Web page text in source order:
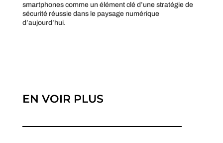
smartphones comme un élément clé d’une stratégie de
sécurité réussie dans le paysage numérique
d’aujourd’hui.
EN VOIR PLUS